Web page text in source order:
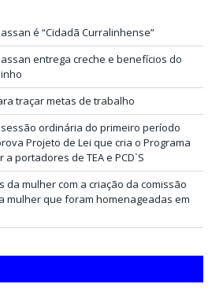
é “Cidadã Curralinhense”
entrega creche e benefícios do
traçar metas de trabalho
ordinária do primeiro período
Projeto de Lei que cria o Programa
portadores de TEA e PCD`S
da mulher com a criação da comissão
mulher que foram homenageadas em